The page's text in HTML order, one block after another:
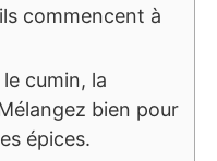
commencent à
cumin, la
bien pour
épices.